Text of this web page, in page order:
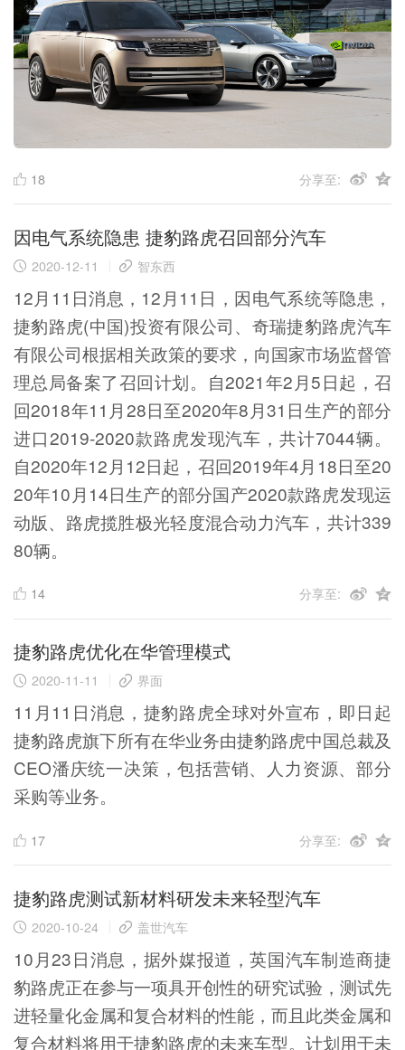
18 分享至:
因电气系统隐患 捷豹路虎召回部分汽车
2020-12-11 智东西
12月11日消息，12月11日，因电气系统等隐患，
捷豹路虎(中国)投资有限公司、奇瑞捷豹路虎汽车
有限公司根据相关政策的要求，向国家市场监督管
理总局备案了召回计划。自2021年2月5日起，召
回2018年11月28日至2020年8月31日生产的部分
进口2019-2020款路虎发现汽车，共计7044辆。
自2020年12月12日起，召回2019年4月18日至20
20年10月14日生产的部分国产2020款路虎发现运
动版、路虎揽胜极光轻度混合动力汽车，共计339
80辆。
14 分享至:
捷豹路虎优化在华管理模式
2020-11-11 界面
11月11日消息，捷豹路虎全球对外宣布，即日起
捷豹路虎旗下所有在华业务由捷豹路虎中国总裁及
CEO潘庆统一决策，包括营销、人力资源、部分
采购等业务。
17 分享至:
捷豹路虎测试新材料研发未来轻型汽车
2020-10-24 盖世汽车
10月23日消息，据外媒报道，英国汽车制造商捷
豹路虎正在参与一项具开创性的研究试验，测试先
进轻量化金属和复合材料的性能，而且此类金属和
复合材料将用于捷豹路虎的未来车型。计划用于未